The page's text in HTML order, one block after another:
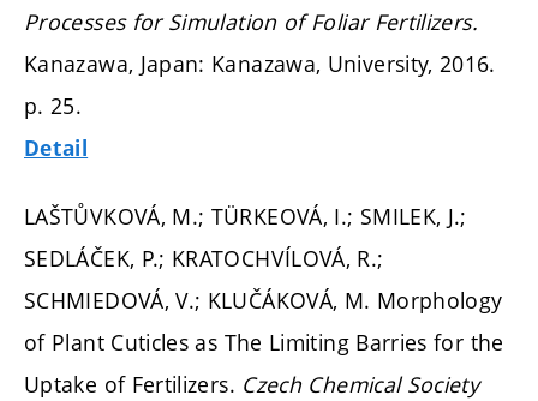
Processes for Simulation of Foliar Fertilizers.
Kanazawa, Japan: Kanazawa, University, 2016.
p. 25.
Detail
LAŠTŮVKOVÁ, M.; TÜRKEOVÁ, I.; SMILEK, J.;
SEDLÁČEK, P.; KRATOCHVÍLOVÁ, R.;
SCHMIEDOVÁ, V.; KLUČÁKOVÁ, M. Morphology
of Plant Cuticles as The Limiting Barries for the
Uptake of Fertilizers. Czech Chemical Society